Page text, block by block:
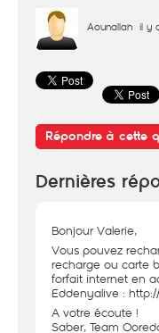
Aounallah il y
Répondre à cette
Dernières
Bonjour Valerie,
Vous pouvez
recharge ou carte
forfait internet en
Eddenyalive :
A votre écoute !
Saber, Team